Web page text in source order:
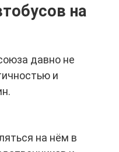
на
давно не
и
на нём в